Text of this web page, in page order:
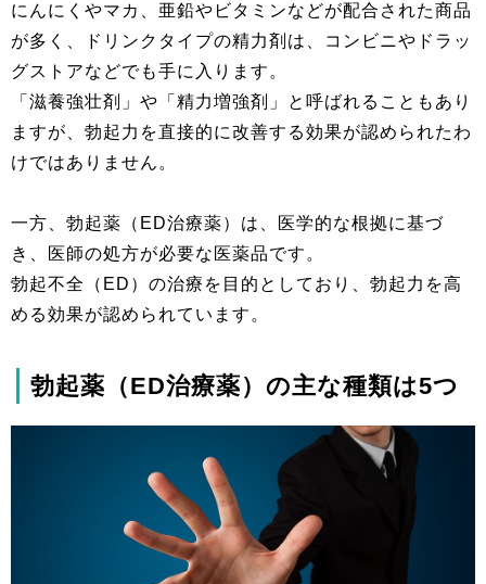
にんにくやマカ、亜鉛やビタミンなどが配合された商品
が多く、ドリンクタイプの精力剤は、コンビニやドラッ
グストアなどでも手に入ります。
「滋養強壮剤」や「精力増強剤」と呼ばれることもあり
ますが、勃起力を直接的に改善する効果が認められたわ
けではありません。
一方、勃起薬（ED治療薬）は、医学的な根拠に基づ
き、医師の処方が必要な医薬品です。
勃起不全（ED）の治療を目的としており、勃起力を高
める効果が認められています。
勃起薬（ED治療薬）の主な種類は5つ